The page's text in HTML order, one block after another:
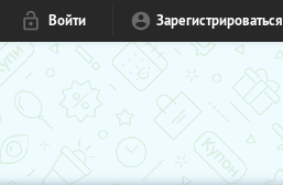
Войти Зарегистрироваться